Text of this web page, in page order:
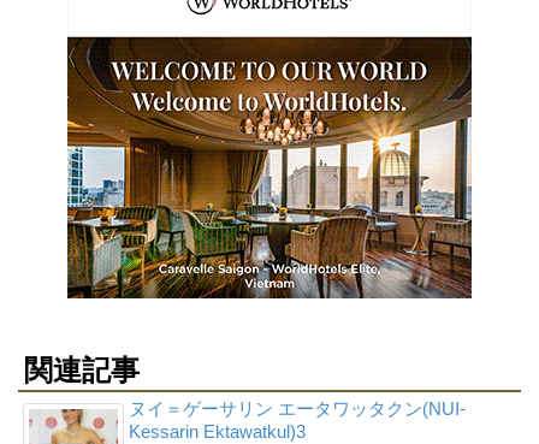
関連記事
ヌイ＝ゲーサリン エータワッタクン(NUI-
Kessarin Ektawatkul)3